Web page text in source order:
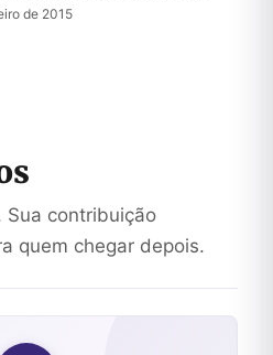
de 2015
contribuição
quem chegar depois.